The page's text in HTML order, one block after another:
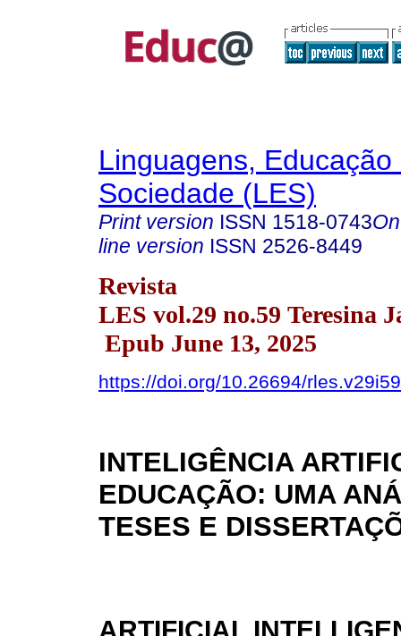
Linguagens, Educação
Sociedade (LES)
Print version ISSN 1518-0743
line version ISSN 2526-8449
Revista
LES vol.29 no.59 Teresina
Epub June 13, 2025
https://doi.org/10.26694/
INTELIGÊNCIA
EDUCAÇÃO: UMA
TESES E